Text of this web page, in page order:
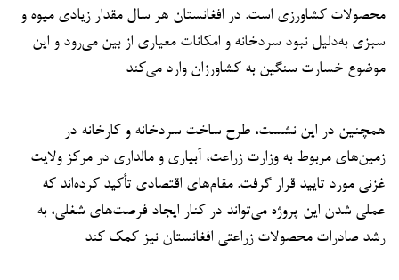
محصولات کشاورزی است. در افغانستان هر سال مقدار زیادی میوه و
سبزی به‌دلیل نبود سردخانه و امکانات معیاری از بین می‌رود و این
موضوع خسارت سنگین به کشاورزان وارد می‌کند
همچنین در این نشست، طرح ساخت سردخانه و کارخانه در
زمین‌های مربوط به وزارت زراعت، آبیاری و مالداری در مرکز ولایت
غزنی مورد تایید قرار گرفت. مقام‌های اقتصادی تأکید کرده‌اند که
عملی شدن این پروژه می‌تواند در کنار ایجاد فرصت‌های شغلی، به
رشد صادرات محصولات زراعتی افغانستان نیز کمک کند